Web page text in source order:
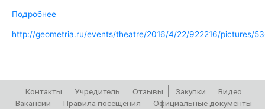
Подробнее
http://geometria.ru/events/theatre/2016/4/22/922216/pictures/
Контакты Учредитель Отзывы Закупки
Видео
Вакансии
Правила посещения
Официальные документы